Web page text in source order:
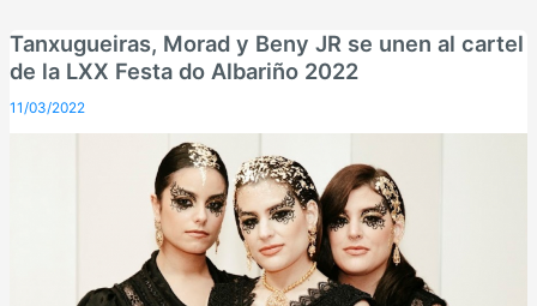
Tanxugueiras, Morad y Beny JR se unen al cartel
de la LXX Festa do Albariño 2022
11/03/2022